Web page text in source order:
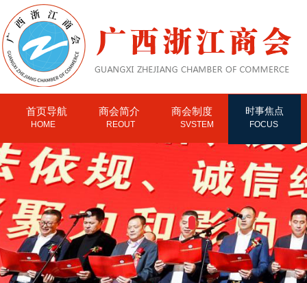
首页导航 商会简介 商会制度 时事焦点
HOME REOUT SVSTEM FOCUS